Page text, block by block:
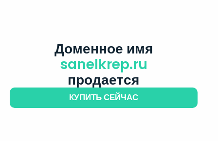
Доменное имя
sanelkrep.ru
продается
КУПИТЬ СЕЙЧАС